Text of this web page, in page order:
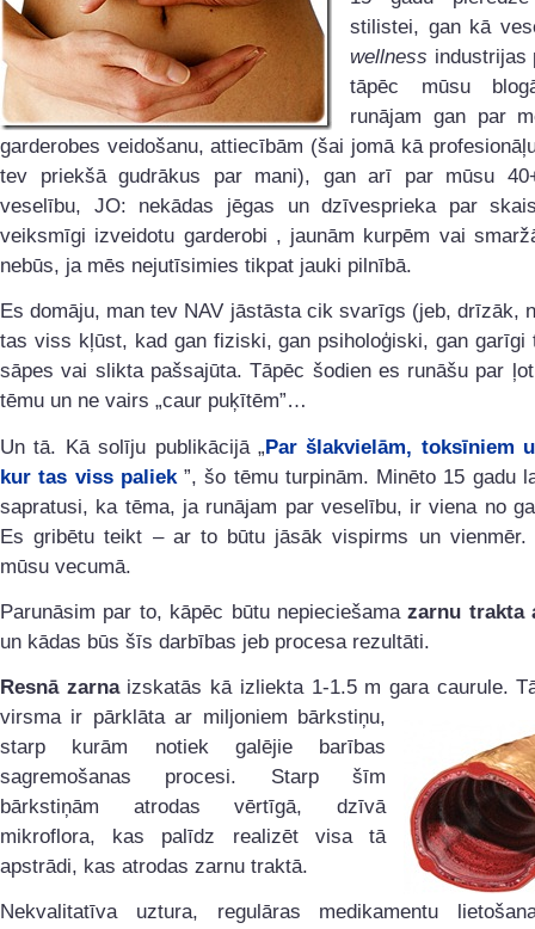
stilistei, gan kā
wellness industrijas
tāpēc mūsu
runājam gan par
garderobes veidošanu, attiecībām (šai jomā kā
tev priekšā gudrākus par mani), gan arī par mūsu
veselību, JO: nekādas jēgas un dzīvesprieka par
veiksmīgi izveidotu garderobi , jaunām kurpēm vai
nebūs, ja mēs nejutīsimies tikpat jauki pilnībā.
Es domāju, man tev NAV jāstāsta cik svarīgs (jeb, drīzāk,
tas viss kļūst, kad gan fiziski, gan psiholoģiski, gan garīgi
sāpes vai slikta pašsajūta. Tāpēc šodien es runāšu par
tēmu un ne vairs „caur puķītēm”…
Un tā. Kā solīju publikācijā „Par šlakvielām, toksīniem
kur tas viss paliek ”, šo tēmu turpinām. Minēto 15 gadu
sapratusi, ka tēma, ja runājam par veselību, ir viena no
Es gribētu teikt – ar to būtu jāsāk vispirms un
mūsu vecumā.
Parunāsim par to, kāpēc būtu nepieciešamazarnu trakta
un kādas būs šīs darbības jeb procesa rezultāti.
Resnā zarnaizskatās kā izliekta 1-1.5 m gara caurule.
virsma ir pārklāta ar miljoniem bārkstiņu,
starp kurām notiek galējie barības
sagremošanas procesi. Starp šīm
bārkstiņām atrodas vērtīgā, dzīvā
mikroflora, kas palīdz realizēt visa tā
apstrādi, kas atrodas zarnu traktā.
Nekvalitatīva uztura, regulāras medikamentu